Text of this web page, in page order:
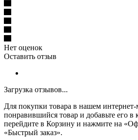
Нет оценок
Оставить отзыв
Загрузка отзывов...
Для покупки товара в нашем интернет-
понравившийся товар и добавьте его в
перейдите в Корзину и нажмите на
«Быстрый заказ».